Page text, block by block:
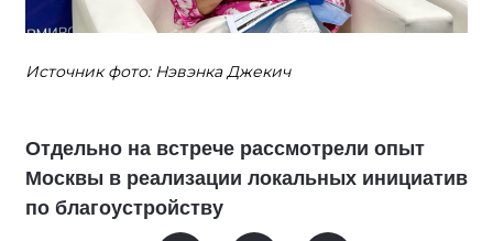
Источник фото: Нэвэнка Джекич
Отдельно на встрече рассмотрели опыт
Москвы в реализации локальных инициатив
по благоустройству